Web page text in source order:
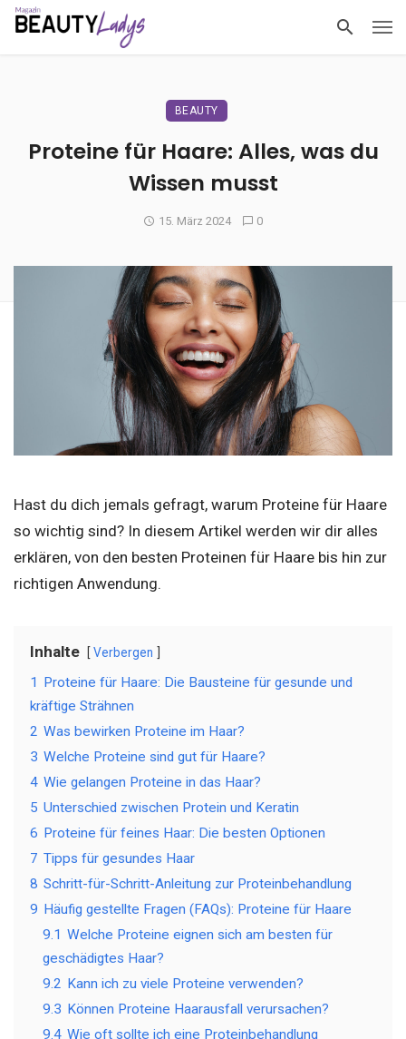
BEAUTY
Proteine für Haare: Alles, was du
Wissen musst
15. März 2024 0
Hast du dich jemals gefragt, warum Proteine für Haare
so wichtig sind? In diesem Artikel werden wir dir alles
erklären, von den besten Proteinen für Haare bis hin zur
richtigen Anwendung.
Inhalte Verbergen
1 Proteine für Haare: Die Bausteine für gesunde und
kräftige Strähnen
2 Was bewirken Proteine im Haar?
3 Welche Proteine sind gut für Haare?
4 Wie gelangen Proteine in das Haar?
5 Unterschied zwischen Protein und Keratin
6 Proteine für feines Haar: Die besten Optionen
7 Tipps für gesundes Haar
8 Schritt-für-Schritt-Anleitung zur Proteinbehandlung
9 Häufig gestellte Fragen (FAQs): Proteine für Haare
9.1 Welche Proteine eignen sich am besten für
geschädigtes Haar?
9.2 Kann ich zu viele Proteine verwenden?
9.3 Können Proteine Haarausfall verursachen?
9.4 Wie oft sollte ich eine Proteinbehandlung